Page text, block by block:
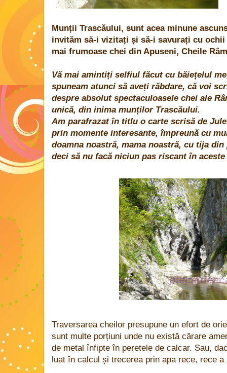
Munții Trascăului, sunt acea minune
invităm să-i vizitați și să-i savurați cu
mai frumoase chei din Apuseni, Cheile
Vă mai amintiți selfiul făcut cu băiețelul
spuneam atunci să aveți răbdare, că voi
despre absolut spectaculoasele chei ale
unică, din inima munților Trascăului.
Am parafrazat în titlu o carte scrisă de
prin momente interesante, împreună cu
doamna noastră, mama noastră, cu tija
deci să nu facă niciun pas riscant în aceste
Traversarea cheilor presupune un efort de
sunt multe porțiuni unde nu există cărare
de metal înfipte în peretele de calcar. Sau,
luat în calcul și trecerea prin apa rece, rece a